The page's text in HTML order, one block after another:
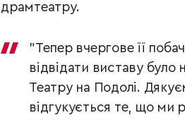
драмтеатру.
"Тепер вчергове її
відвідати виставу було
Театру на Подолі.
відгукується те, що ми